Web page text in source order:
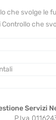
che svolge le
che
Servizi
P.Iva